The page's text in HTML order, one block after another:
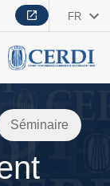
FR
Séminaire